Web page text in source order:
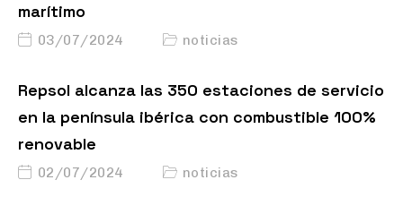
marítimo
03/07/2024 noticias
Repsol alcanza las 350 estaciones de servicio
en la península ibérica con combustible 100%
renovable
02/07/2024 noticias